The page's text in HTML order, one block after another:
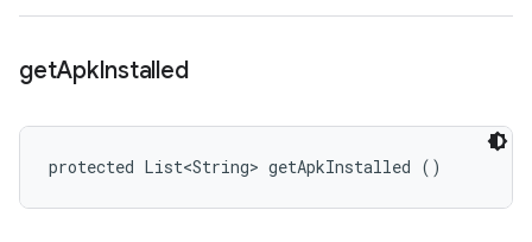
getApkInstalled
protected List<String> getApkInstalled ()